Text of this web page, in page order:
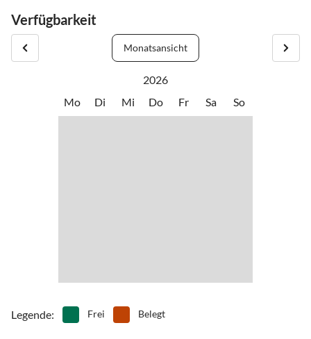
Verfügbarkeit
Monatsansicht
2026
Mo
Di Mi Do Fr Sa So
Legende: Frei Belegt